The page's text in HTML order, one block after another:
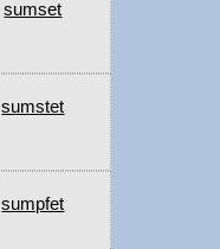
sumset
sumstet
sumpfet